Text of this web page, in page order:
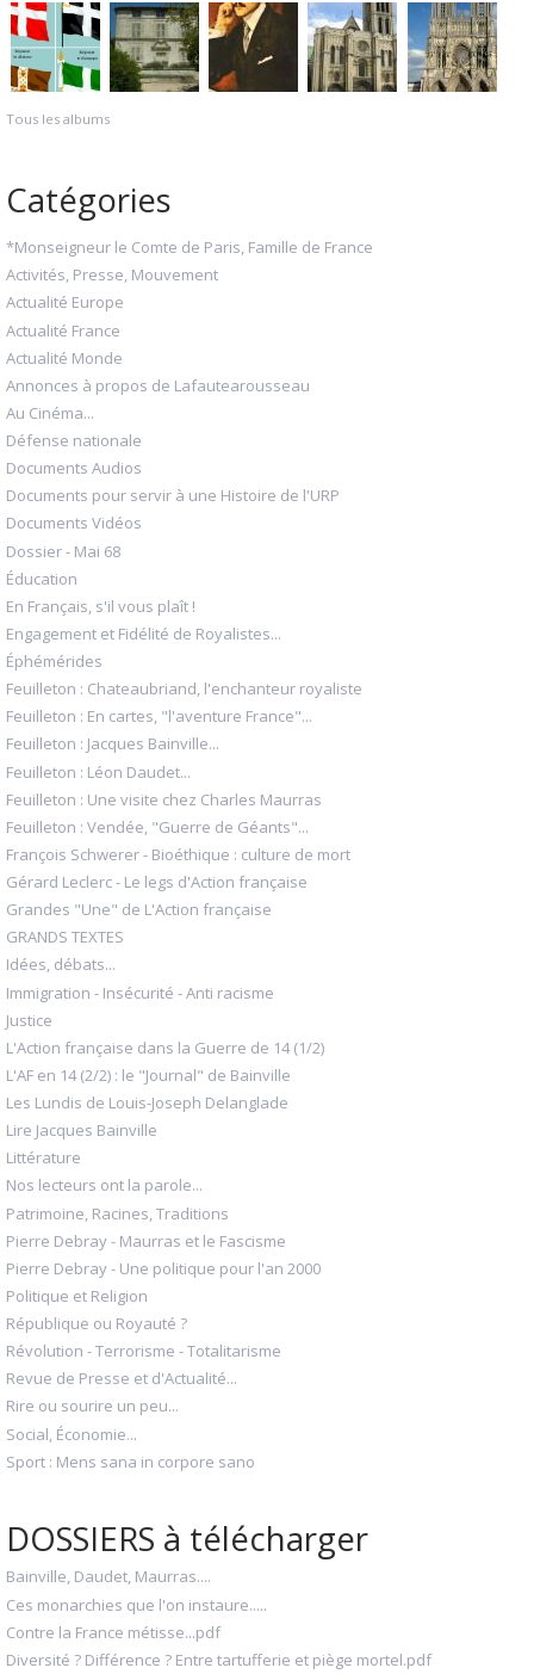
Tous les albums
Catégories
*Monseigneur le Comte de Paris, Famille de France
Activités, Presse, Mouvement
Actualité Europe
Actualité France
Actualité Monde
Annonces à propos de Lafautearousseau
Au Cinéma...
Défense nationale
Documents Audios
Documents pour servir à une Histoire de l'URP
Documents Vidéos
Dossier - Mai 68
Éducation
En Français, s'il vous plaît !
Engagement et Fidélité de Royalistes...
Éphémérides
Feuilleton : Chateaubriand, l'enchanteur royaliste
Feuilleton : En cartes, "l'aventure France"...
Feuilleton : Jacques Bainville...
Feuilleton : Léon Daudet...
Feuilleton : Une visite chez Charles Maurras
Feuilleton : Vendée, "Guerre de Géants"...
François Schwerer - Bioéthique : culture de mort
Gérard Leclerc - Le legs d'Action française
Grandes "Une" de L'Action française
GRANDS TEXTES
Idées, débats...
Immigration - Insécurité - Anti racisme
Justice
L'Action française dans la Guerre de 14 (1/2)
L'AF en 14 (2/2) : le "Journal" de Bainville
Les Lundis de Louis-Joseph Delanglade
Lire Jacques Bainville
Littérature
Nos lecteurs ont la parole...
Patrimoine, Racines, Traditions
Pierre Debray - Maurras et le Fascisme
Pierre Debray - Une politique pour l'an 2000
Politique et Religion
République ou Royauté ?
Révolution - Terrorisme - Totalitarisme
Revue de Presse et d'Actualité...
Rire ou sourire un peu...
Social, Économie...
Sport : Mens sana in corpore sano
DOSSIERS à télécharger
Bainville, Daudet, Maurras....
Ces monarchies que l'on instaure.....
Contre la France métisse...pdf
Diversité ? Différence ? Entre tartufferie et piège mortel.pdf